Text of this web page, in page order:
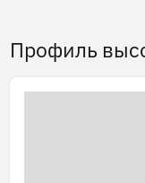
Профиль